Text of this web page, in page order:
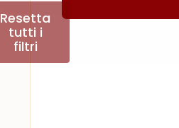
Resetta
tutti i
filtri